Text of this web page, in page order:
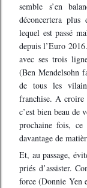
semble s’en
déconcertera
lequel est passé
depuis l’Euro
avec ses trois
(Ben Mendelsohn
de tous les
franchise. A
c’est bien beau
prochaine fois,
davantage de
Et, au passage,
priés d’assister.
force (Donnie Yen